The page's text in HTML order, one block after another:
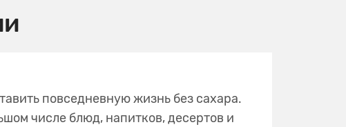
повседневную жизнь без сахара.
числе блюд, напитков, десертов и